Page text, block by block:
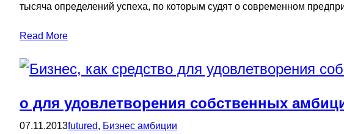
тысяча определений успеха, по которым судят о современном
Read More
о для удовлетворения собственных
07.11.2013futured, Бизнес амбиции